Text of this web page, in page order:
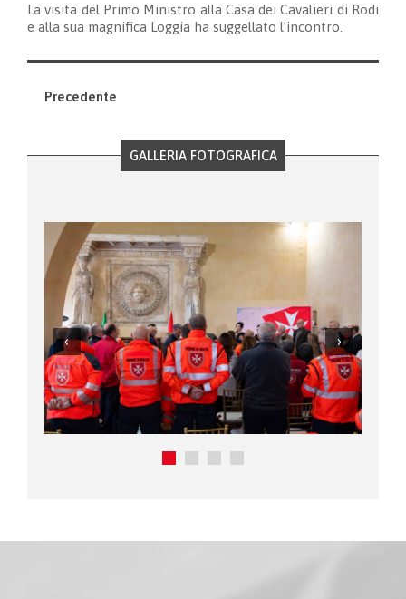
La visita del Primo Ministro alla Casa dei Cavalieri di Rodi
e alla sua magnifica Loggia ha suggellato l’incontro.
Precedente
GALLERIA FOTOGRAFICA